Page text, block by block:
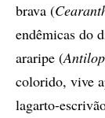
brava (
endêmicas do
araripe (
colorido, vive
lagarto-